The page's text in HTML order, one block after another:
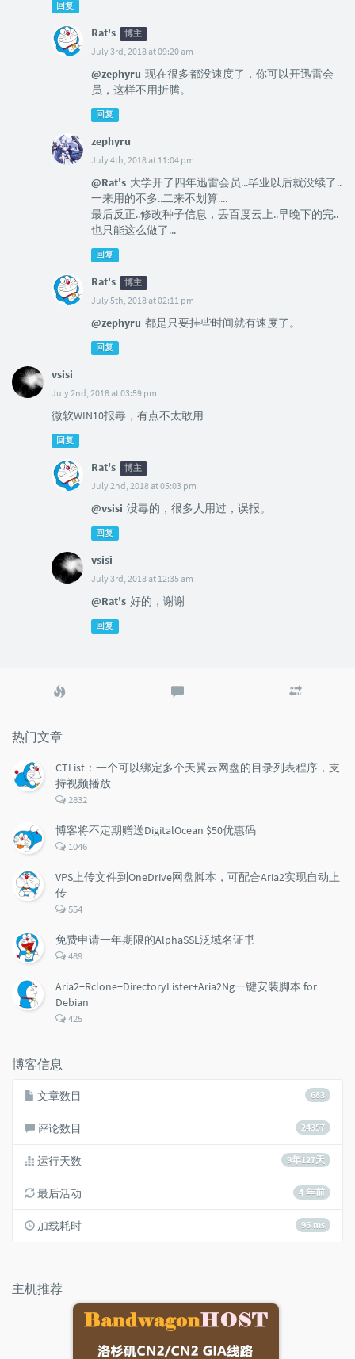
回复
Rat's 博主
July 3rd, 2018 at 09:20 am
@zephyru 现在很多都没速度了，你可以开迅雷会
员，这样不用折腾。
回复
zephyru
July 4th, 2018 at 11:04 pm
@Rat's 大学开了四年迅雷会员...毕业以后就没续了..
一来用的不多..二来不划算....
最后反正..修改种子信息，丢百度云上..早晚下的完..
也只能这么做了...
回复
Rat's 博主
July 5th, 2018 at 02:11 pm
@zephyru 都是只要挂些时间就有速度了。
回复
vsisi
July 2nd, 2018 at 03:59 pm
微软WIN10报毒，有点不太敢用
回复
Rat's 博主
July 2nd, 2018 at 05:03 pm
@vsisi 没毒的，很多人用过，误报。
回复
vsisi
July 3rd, 2018 at 12:35 am
@Rat's 好的，谢谢
回复
文
评
文
热门文章
CTList：一个可以绑定多个天翼云网盘的目录列表程序，支
持视频播放
评
数：
2832
博客将不定期赠送DigitalOcean $50优惠码
评
数：
1046
VPS上传文件到OneDrive网盘脚本，可配合Aria2实现自动上
传
评
数：
554
免费申请一年期限的AlphaSSL泛域名证书
评
数：
489
Aria2+Rclone+DirectoryLister+Aria2Ng一键安装脚本 for
Debian
评
425
博客信息
683
文章数目
24357
评论数目
9年127天
运行天数
4 年前
最后活动
96 ms
加载耗时
主机推荐